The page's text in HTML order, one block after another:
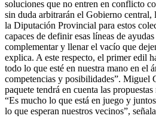
soluciones que no entren en conflicto
sin duda arbitrarán el Gobierno central,
la Diputación Provincial para estos
capaces de definir esas líneas de
complementar y llenar el vacío que
explica. A este respecto, el primer edil
todo lo que esté en nuestra mano en el
competencias y posibilidades”. Miguel
paquete tendrá en cuenta las
“Es mucho lo que está en juego y
lo que esperan nuestros vecinos”,